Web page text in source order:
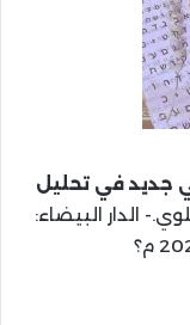
جديد في تحليل
الدار البيضاء: